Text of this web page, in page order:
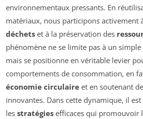
environnementaux pressants. En
matériaux, nous participons activement
déchets et à la préservation des
phénomène ne se limite pas à un simple
mais se positionne en véritable levier
comportements de consommation, en
économie circulaire et en soutenant
innovantes. Dans cette dynamique, il est
les stratégies efficaces qui promouvoir